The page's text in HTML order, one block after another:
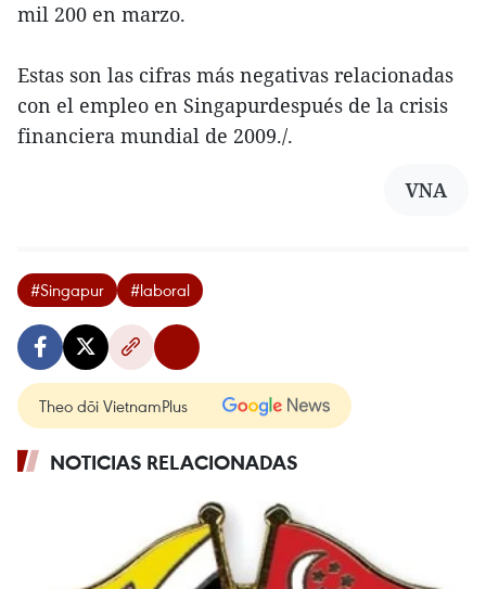
mil 200 en marzo.
Estas son las cifras más negativas relacionadas
con el empleo en Singapurdespués de la crisis
financiera mundial de 2009./.
VNA
#Singapur #laboral
Theo dõi VietnamPlus
NOTICIAS RELACIONADAS